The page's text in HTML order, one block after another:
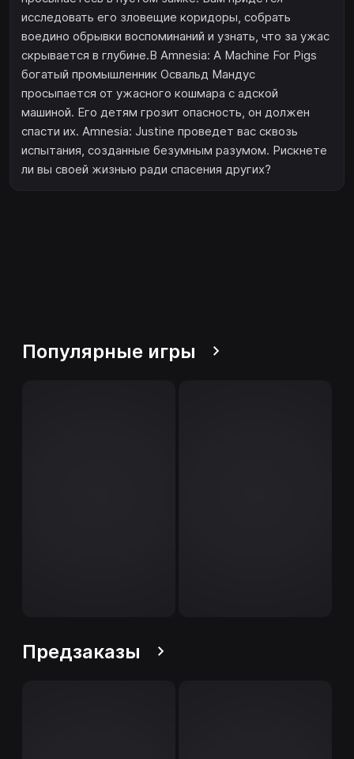
исследовать его зловещие коридоры, собрать
воедино обрывки воспоминаний и узнать, что за ужас
скрывается в глубине.В Amnesia: A Machine For Pigs
богатый промышленник Освальд Мандус
просыпается от ужасного кошмара с адской
машиной. Его детям грозит опасность, он должен
спасти их. Amnesia: Justine проведет вас сквозь
испытания, созданные безумным разумом. Рискнете
ли вы своей жизнью ради спасения других?
Популярные игры
Предзаказы